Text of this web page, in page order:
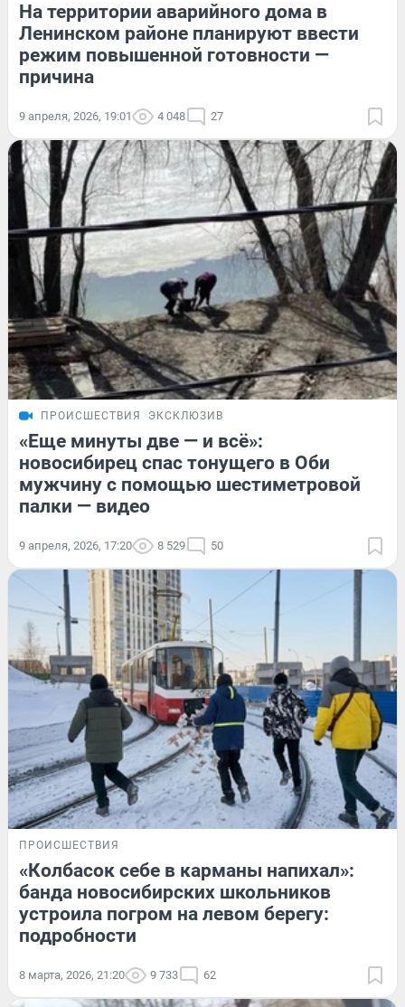
На территории аварийного дома в
Ленинском районе планируют ввести
режим повышенной готовности —
причина
9 апреля, 2026, 19:01 4 048 27
ПРОИСШЕСТВИЯ ЭКСКЛЮЗИВ
«Еще минуты две — и всё»:
новосибирец спас тонущего в Оби
мужчину с помощью шестиметровой
палки — видео
9 апреля, 2026, 17:20 8 529 50
ПРОИСШЕСТВИЯ
«Колбасок себе в карманы напихал»:
банда новосибирских школьников
устроила погром на левом берегу:
подробности
8 марта, 2026, 21:20 9 733 62